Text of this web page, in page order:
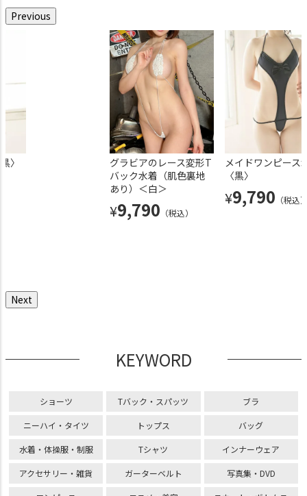
Previous
〉
グラビアの水着ワンピースタイ
プ（裏地なし）〈黒〉
グラビアの水着ワンピー
プ（裏地なし）〈白〉
9,790（税込）
ラビアの水着ワンピ
グラビアのレース変形T
バック水着（肌色裏地
あり）＜白＞
¥9,790 （税込）
メイドワンピース
〈黒〉
¥9,790 （税込
Next
KEYWORD
ショーツ Tバック・スパッツ ブラ
ニーハイ・タイツ トップス バッグ
水着・体操服・制服 Tシャツ インナーウェア
アクセサリー・雑貨 ガーターベルト 写真集・DVD